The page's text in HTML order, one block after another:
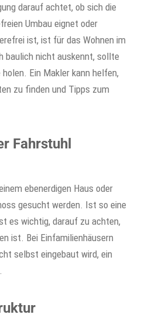
darauf achtet, ob sich die
Umbau eignet oder
ist, ist für das Wohnen im
baulich nicht auskennt, sollte
Ein Makler kann helfen,
zu finden und Tipps zum
Fahrstuhl
ebenerdigen Haus oder
gesucht werden. Ist so eine
es wichtig, darauf zu achten,
ist. Bei Einfamilienhäusern
selbst eingebaut wird, ein